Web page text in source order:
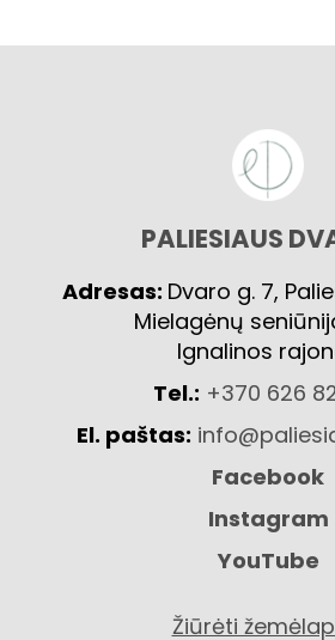
PALIESIAUS
Adresas: Dvaro g. 7,
Mielagėnų
Ignalinos
Tel.: +370 626
El. paštas:
Facebook
Instagram
YouTube
Žiūrėti